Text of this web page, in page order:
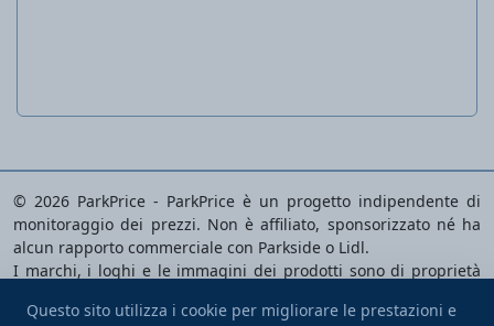
© 2026 ParkPrice - ParkPrice è un progetto indipendente di
monitoraggio dei prezzi. Non è affiliato, sponsorizzato né ha
alcun rapporto commerciale con Parkside o Lidl.
I marchi, i loghi e le immagini dei prodotti sono di proprietà
per identificare i prodotti analizzati.
Questo sito utilizza i cookie per migliorare le prestazioni e